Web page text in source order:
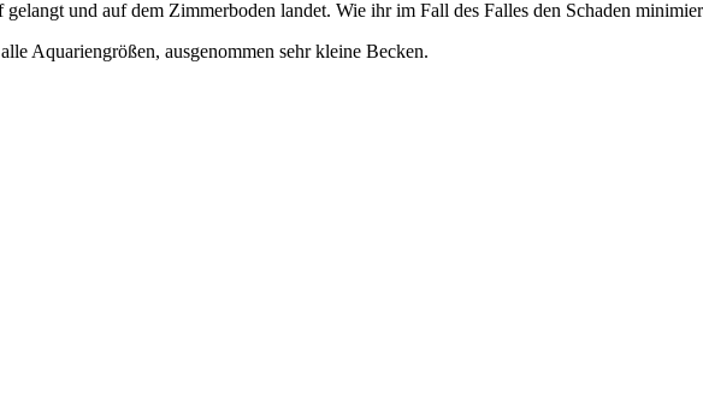
und auf dem Zimmerboden landet. Wie ihr im Fall des Falles den Schaden
Aquariengrößen, ausgenommen sehr kleine Becken.